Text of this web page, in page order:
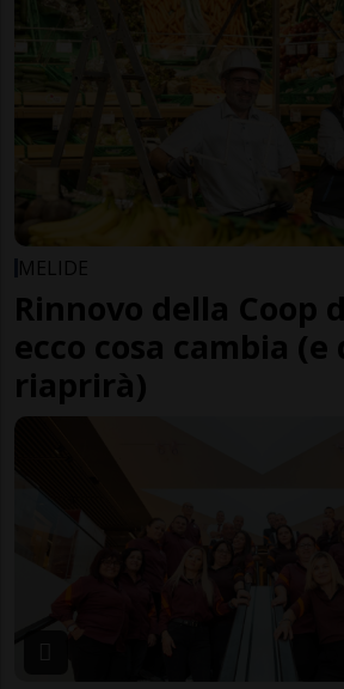
MELIDE
Rinnovo della Coop
ecco cosa cambia (e
riaprirà)